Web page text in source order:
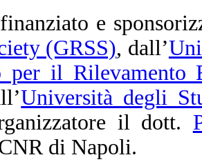
e
(GRSS), dall’
per il Rilevamento
Università degli
il dott.
di Napoli.